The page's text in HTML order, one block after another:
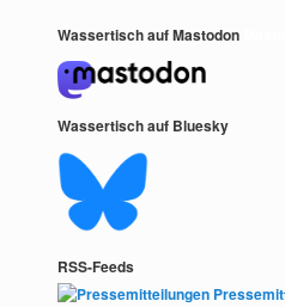
Wassertisch auf Mastodon
Wassertisch auf Bluesky
RSS-Feeds